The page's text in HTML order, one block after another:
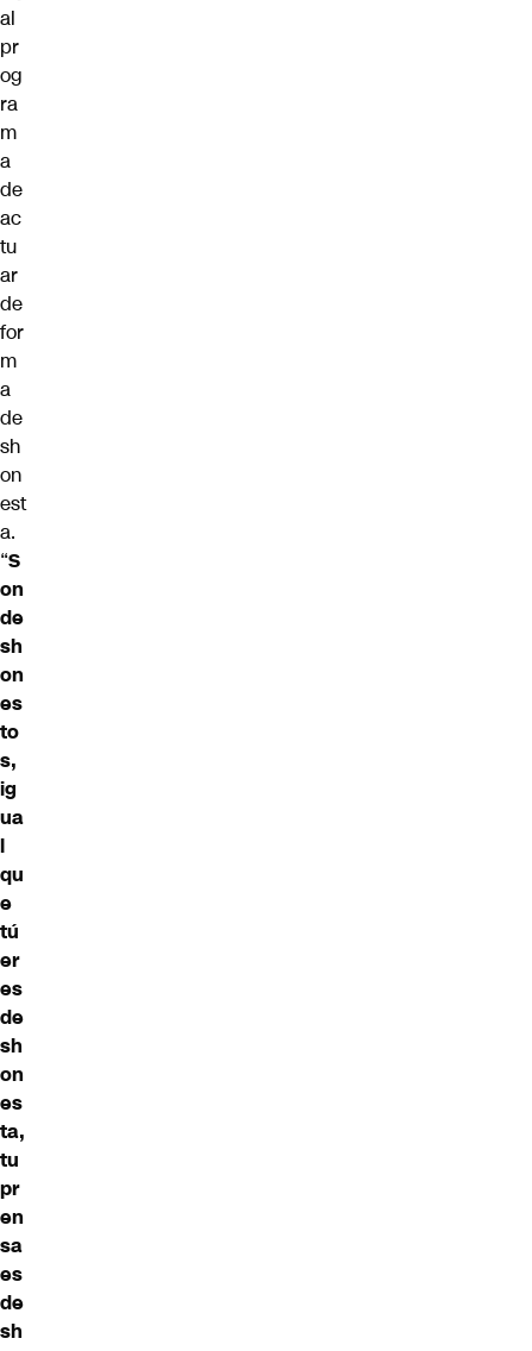
al
pr
og
ra
m
a
de
ac
tu
ar
de
for
m
a
de
sh
on
est
a.
“S
on
de
sh
on
es
to
s,
ig
ua
l
qu
e
tú
er
es
de
sh
on
es
ta,
tu
pr
en
sa
es
de
sh